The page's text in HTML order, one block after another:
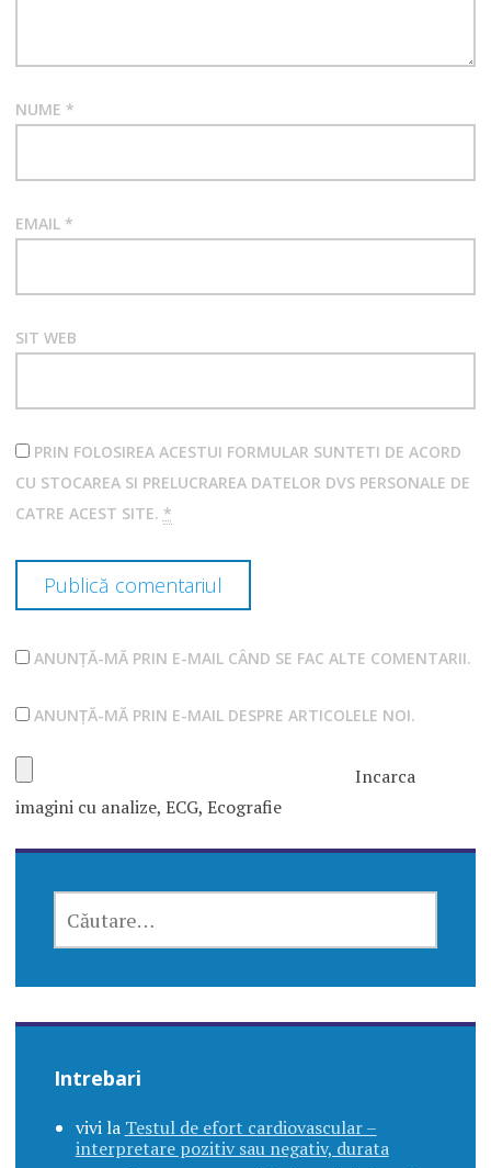
NUME *
EMAIL *
SIT WEB
PRIN FOLOSIREA ACESTUI FORMULAR SUNTETI DE ACORD
CU STOCAREA SI PRELUCRAREA DATELOR DVS PERSONALE DE
CATRE ACEST SITE. *
ANUNȚĂ-MĂ PRIN E-MAIL CÂND SE FAC ALTE COMENTARII.
ANUNȚĂ-MĂ PRIN E-MAIL DESPRE ARTICOLELE NOI.
Incarca
imagini cu analize, ECG, Ecografie
DUPĂ:
Intrebari
vivila Testul de efort cardiovascular –
interpretare pozitiv sau negativ, durata